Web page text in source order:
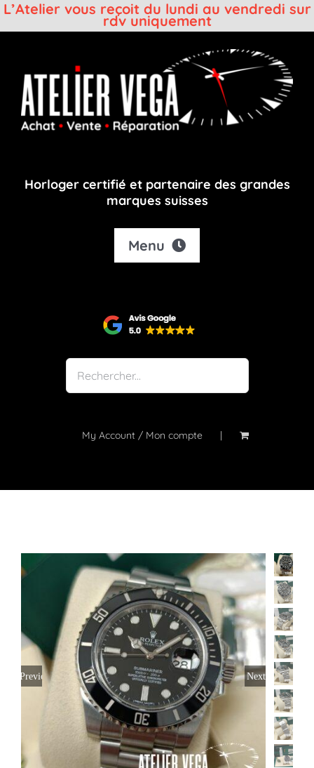
L’Atelier vous reçoit du lundi au vendredi sur
rdv uniquement
contenu
Horloger certifié et partenaire des grandes
marques suisses
Menu
Shop
Notre atelier
À propos
Blog
My Account / Mon compte
Previous Next